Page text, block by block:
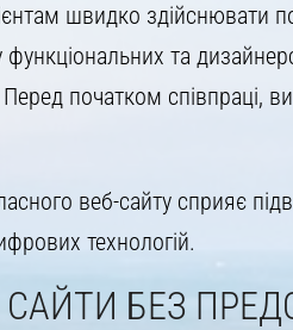
швидко здійснювати
функціональних та
початком співпраці,
веб-сайту сприяє
технологій.
БЕЗ